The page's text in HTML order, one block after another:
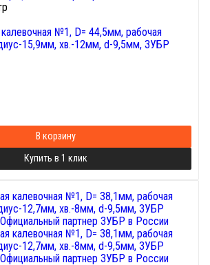
№1, D= 44,5мм, рабочая
15,9мм, хв.-12мм, d-9,5мм, ЗУБР
В корзину
Купить в 1 клик